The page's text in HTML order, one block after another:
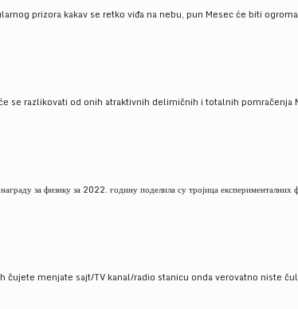
prizora kakav se retko viđa na nebu, pun Mesec će biti
se razlikovati od onih atraktivnih delimičnih i totalnih pomračenja
за физику за 2022. годину поделила су тројица експерименталних
menjate sajt/TV kanal/radio stanicu onda verovatno niste